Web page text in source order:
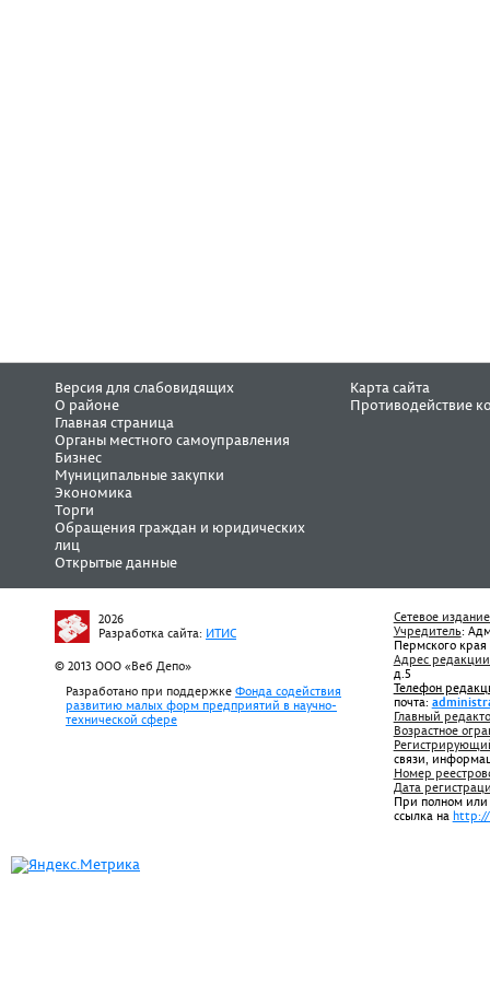
Версия для слабовидящих
О районе
Главная страница
Органы местного самоуправления
Бизнес
Муниципальные закупки
Экономика
Торги
Обращения граждан и юридических
лиц
Открытые данные
Карта сайта
Противодействие
2026
Разработка сайта: ИТИС
© 2013 ООО «Веб Депо»
Разработано при поддержке Фонда содействия
развитию малых форм предприятий в научно-
технической сфере
Сетевое
Учредитель:
Пермского края
Адрес
д.5
Телефон
почта:
Главный
Возрастное
связи,
Номер
Дата
При полном или
ссылка на http://